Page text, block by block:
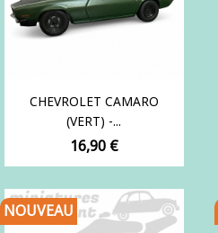
CHEVROLET CAMARO
(VERT) -...
Prix
16,90 €
NOUVEAU